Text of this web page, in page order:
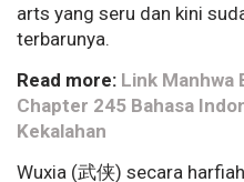
arts yang seru dan kini
terbarunya.
Read more: Link Manhwa
Chapter 245 Bahasa
Kekalahan
Wuxia (武侠) secara